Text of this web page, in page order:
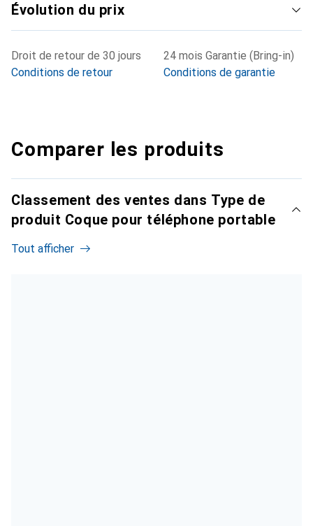
Évolution du prix
Droit de retour de 30 jours
Conditions de retour
24 mois Garantie (Bring-in)
Conditions de garantie
Comparer les produits
Classement des ventes dans Type de
produit Coque pour téléphone portable
Tout afficher